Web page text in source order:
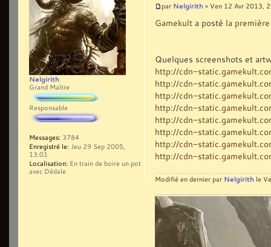
par Nelgirith » Ven 12 Avr 2013,
Gamekult a posté la
Quelques screenshots et
http://cdn-
http://cdn-
http://cdn-
http://cdn-
http://cdn-
http://cdn-
http://cdn-
http://cdn-
Modifié en dernier par Nelgirith le
Nelgirith
Grand Maître
Responsable
Messages: 3784
Enregistré le: Jeu 29 Sep 2005,
13:01
Localisation: En train de boire un pot
avec Dédale